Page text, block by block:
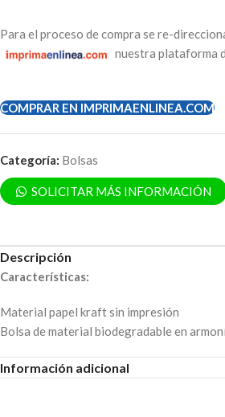
Para el proceso de compra se re-
nuestra plataforma
COMPRAR EN IMPRIMAENLINEA.COM
Categoría: Bolsas
SOLICITAR MÁS INFORMACIÓN
Descripción
Características:
Material papel kraft sin impresión
Bolsa de material biodegradable en
Información adicional